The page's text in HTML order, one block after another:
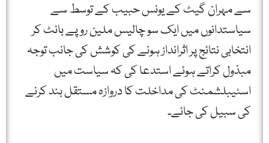
سے مہران گیٹ کے یونس حبیب کے توسط سے
سیاستدانوں میں ایک سو چالیس ملین روپے بانٹ کر
انتخابی نتائج پر اثرانداز ہونے کی کوشش کی جانب توجہ
مبذول کراتے ہوئے استدعا کی کہ سیاست میں
اسٹیبلشمنٹ کی مداخلت کا دروازہ مستقل بند کرنے
کی سبیل کی جائے۔